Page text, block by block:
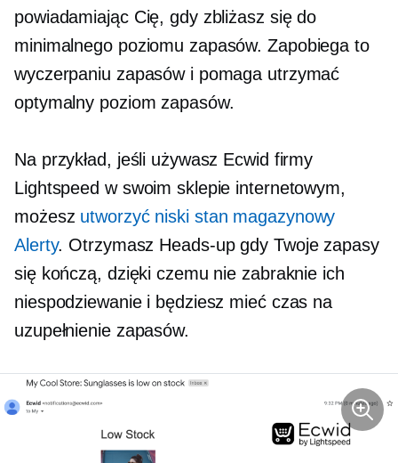
powiadamiając Cię, gdy zbliżasz się do
minimalnego poziomu zapasów. Zapobiega to
wyczerpaniu zapasów i pomaga utrzymać
optymalny poziom zapasów.
Na przykład, jeśli używasz Ecwid firmy
Lightspeed w swoim sklepie internetowym,
możesz utworzyć niski stan magazynowy
Alerty. Otrzymasz Heads-upgdy Twoje zapasy
się kończą, dzięki czemu nie zabraknie ich
niespodziewanie i będziesz mieć czas na
uzupełnienie zapasów.